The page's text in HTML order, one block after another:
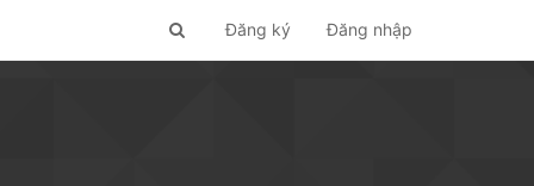
Đăng ký Đăng nhập